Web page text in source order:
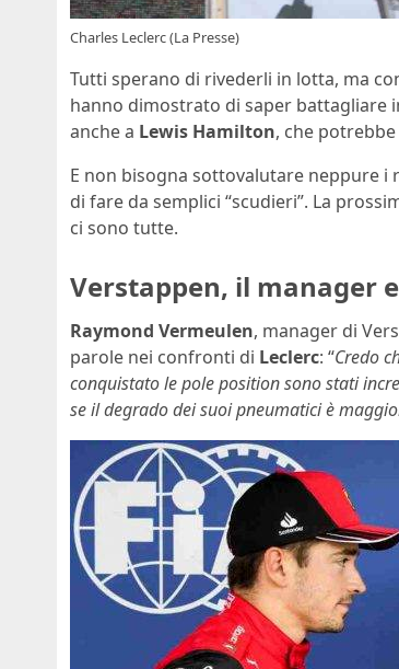
Charles Leclerc (La Presse)
Tutti sperano di rivederli in lotta, ma
hanno dimostrato di saper battagliare
anche a Lewis Hamilton, che
E non bisogna sottovalutare neppure
di fare da semplici “scudieri”. La
ci sono tutte.
Verstappen, il manager
Raymond Vermeulen, manager di
parole nei confronti di Leclerc: “Credo
conquistato le pole position sono stati
se il degrado dei suoi pneumatici è